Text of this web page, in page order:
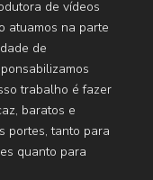
de vídeos
atuamos na parte
de
trabalho é fazer
baratos e
portes, tanto para
quanto para